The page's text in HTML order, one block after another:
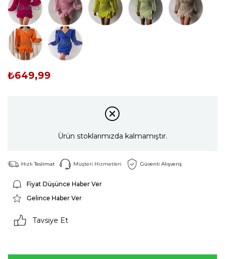
Tükendi Tükendi Tükendi Tükendi Tükendi
Tükendi Tükendi
₺649,99
Ürün stoklarımızda kalmamıştır.
Hızlı Teslimat Müşteri Hizmetleri Güvenli Alışveriş
Fiyat Düşünce Haber Ver
Gelince Haber Ver
Tavsiye Et